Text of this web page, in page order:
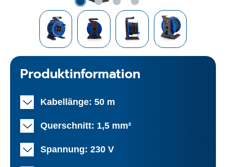
Produktinformation
Kabellänge: 50 m
Querschnitt: 1,5 mm²
Spannung: 230 V